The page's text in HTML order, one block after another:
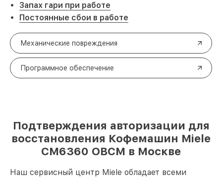
Запах гари при работе
Постоянные сбои в работе
Механические повреждения
Программное обеспечение
Подтверждения авторизации для
восстановления Кофемашин Miele
CM6360 OBCM в Москве
Наш сервисный центр Miele обладает всеми